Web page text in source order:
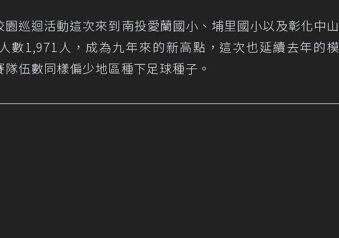
園巡迴活動這次來到南投愛蘭國小、埔里國小以及彰化中山
數1,971人，成為九年來的新高點，這次也延續去年的模
隊伍數同樣偏少地區種下足球種子。